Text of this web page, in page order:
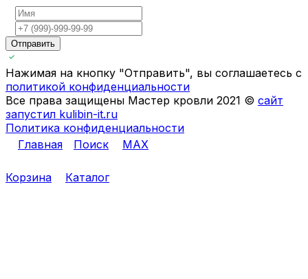
Отправить
Нажимая на кнопку "Отправить", вы соглашаетесь с
политикой конфиденциальности
Все права защищены Мастер кровли 2021 © сайт
запустил kulibin-it.ru
Политика конфиденциальности
Главная
Поиск MAX
Корзина Каталог